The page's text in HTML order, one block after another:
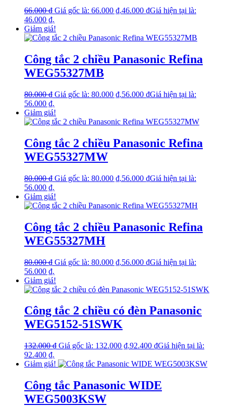
66.000₫ Giá gốc là: 66.000 ₫.46.000 ₫Giá hiện tại là:
46.000 ₫.
Giảm giá!
Công tắc 2 chiều Panasonic Refina
WEG55327MB
80.000₫ Giá gốc là: 80.000 ₫.56.000 ₫Giá hiện tại là:
56.000 ₫.
Giảm giá!
Công tắc 2 chiều Panasonic Refina
WEG55327MW
80.000₫ Giá gốc là: 80.000 ₫.56.000 ₫Giá hiện tại là:
56.000 ₫.
Giảm giá!
Công tắc 2 chiều Panasonic Refina
WEG55327MH
80.000₫ Giá gốc là: 80.000 ₫.56.000 ₫Giá hiện tại là:
56.000 ₫.
Giảm giá!
Công tắc 2 chiều có đèn Panasonic
WEG5152-51SWK
132.000₫ Giá gốc là: 132.000 ₫.92.400 ₫Giá hiện tại là:
92.400 ₫.
Giảm giá!
Công tắc Panasonic WIDE
WEG5003KSW